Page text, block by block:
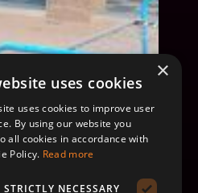
×
uses cookies
uses cookies to improve user
By using our website you
all cookies in accordance with
Policy. Read more
STRICTLY NECESSARY